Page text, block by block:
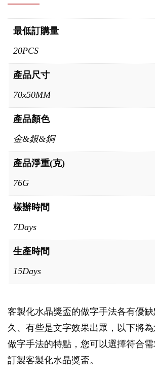
最低訂購量
20PCS
產品尺寸
70x50MM
產品顏色
金&銀&銅
產品淨重(克)
76G
樣辦時間
7Days
生產時間
15Days
客製化水晶獎盃的做字手法各有優
久、有些是文字效果出眾，以下將
做字手法的特點，您可以選擇符合
訂製客製化水晶獎盃。